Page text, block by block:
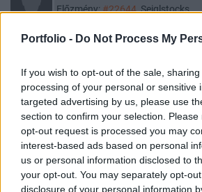
Portfolio - Do Not Process My
If you wish to opt-out of the sale,
processing of your personal or sensitive
targeted advertising by us, please use
section to confirm your selection.
opt-out request is processed you may
interest-based ads based on personal
us or personal information disclosed to
your opt-out. You may separately opt-
disclosure of your personal information
Előzmény:#22644Seiglstocks
Ahhoz túl sok akko részvényem van , hogy
simonzoli13
kedd, 21:51
Előzmény:#22645Vica71
Mennyi az átlagara?
5 6